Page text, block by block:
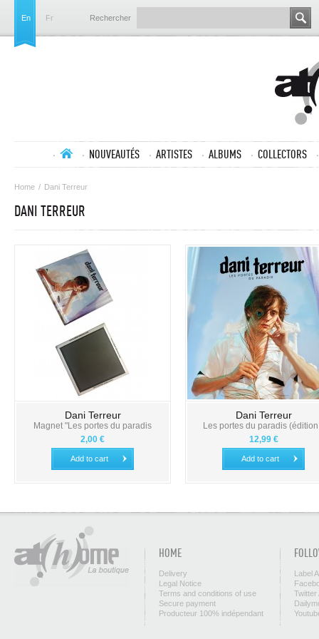
En Fr Rechercher
NOUVEAUTÉS ARTISTES ALBUMS COLLECTORS
Home / Dani Terreur
DANI TERREUR
Dani Terreur
Magnet "Les portes du paradis
2,00 €
Add to cart
Dani Terreur
Les portes du paradis
12,99 €
Add to cart
HOME
Delivery
Legal Notice
Terms and conditions of use
Secure payment
Producteur 100% indépendant
Label
Twitter